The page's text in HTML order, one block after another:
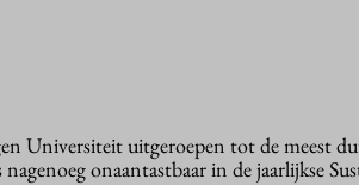
Universiteit uitgeroepen tot de meest
onaantastbaar in de jaarlijkse